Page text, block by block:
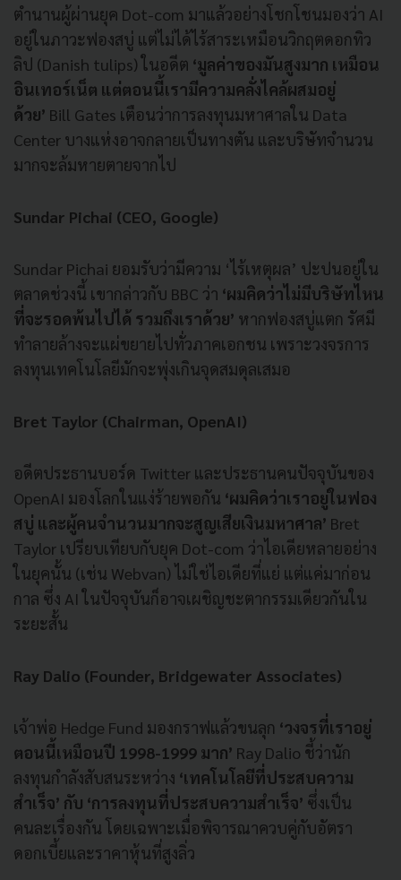
ตำนานผู้ผ่านยุค Dot-com มาแล้วอย่างโชกโชนมองว่า AI
อยู่ในภาวะฟองสบู่ แต่ไม่ได้ไร้สาระเหมือนวิกฤตดอกทิว
ลิป (Danish tulips) ในอดีต ‘มูลค่าของมันสูงมาก เหมือน
อินเทอร์เน็ต แต่ตอนนี้เรามีความคลั่งไคล้ผสมอยู่
ด้วย’ Bill Gates เตือนว่าการลงทุนมหาศาลใน Data
Center บางแห่งอาจกลายเป็นทางตัน และบริษัทจำนวน
มากจะล้มหายตายจากไป
Sundar Pichai (CEO, Google)
Sundar Pichai ยอมรับว่ามีความ ‘ไร้เหตุผล’ ปะปนอยู่ใน
ตลาดช่วงนี้ เขากล่าวกับ BBC ว่า ‘ผมคิดว่าไม่มีบริษัทไหน
ที่จะรอดพ้นไปได้ รวมถึงเราด้วย’ หากฟองสบู่แตก รัศมี
ทำลายล้างจะแผ่ขยายไปทั่วภาคเอกชน เพราะวงจรการ
ลงทุนเทคโนโลยีมักจะพุ่งเกินจุดสมดุลเสมอ
Bret Taylor (Chairman, OpenAI)
อดีตประธานบอร์ด Twitter และประธานคนปัจจุบันของ
OpenAI มองโลกในแง่ร้ายพอกัน ‘ผมคิดว่าเราอยู่ในฟอง
สบู่ และผู้คนจำนวนมากจะสูญเสียเงินมหาศาล’ Bret
Taylor เปรียบเทียบกับยุค Dot-com ว่าไอเดียหลายอย่าง
ในยุคนั้น (เช่น Webvan) ไม่ใช่ไอเดียที่แย่ แต่แค่มาก่อน
กาล ซึ่ง AI ในปัจจุบันก็อาจเผชิญชะตากรรมเดียวกันใน
ระยะสั้น
Ray Dalio (Founder, Bridgewater Associates)
เจ้าพ่อ Hedge Fund มองกราฟแล้วขนลุก ‘วงจรที่เราอยู่
ตอนนี้เหมือนปี 1998-1999 มาก’ Ray Dalio ชี้ว่านัก
ลงทุนกำลังสับสนระหว่าง ‘เทคโนโลยีที่ประสบความ
สำเร็จ’ กับ ‘การลงทุนที่ประสบความสำเร็จ’ ซึ่งเป็น
คนละเรื่องกัน โดยเฉพาะเมื่อพิจารณาควบคู่กับอัตรา
ดอกเบี้ยและราคาหุ้นที่สูงลิ่ว